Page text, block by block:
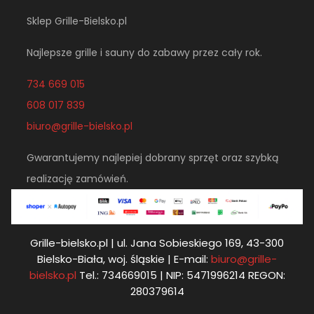
Sklep Grille-Bielsko.pl
Najlepsze grille i sauny do zabawy przez cały rok.
734 669 015
608 017 839
biuro@grille-bielsko.pl
Gwarantujemy najlepiej dobrany sprzęt oraz szybką
realizację zamówień.
Grille-bielsko.pl | ul. Jana Sobieskiego 169, 43-300
Bielsko-Biała, woj. śląskie | E-mail: biuro@grille-
bielsko.pl Tel.: 734669015 | NIP: 5471996214 REGON:
280379614